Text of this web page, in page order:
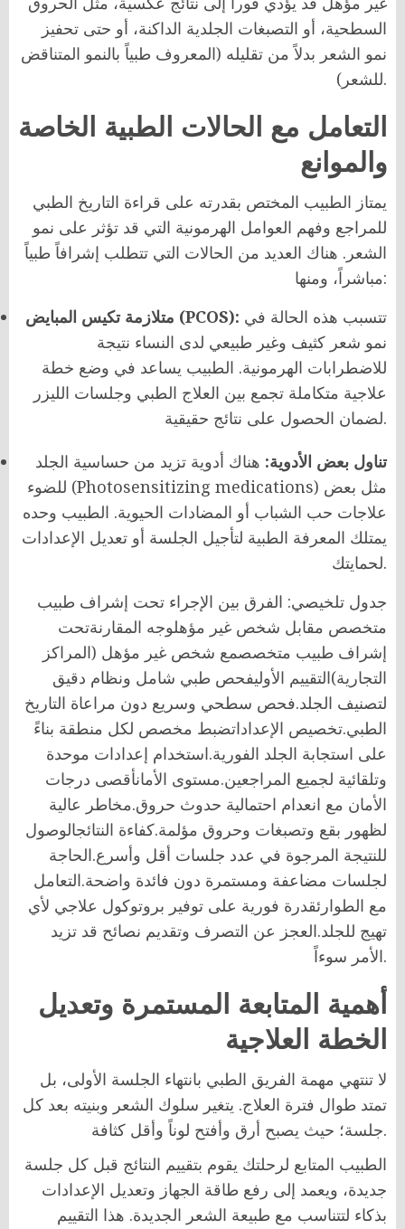
السطحية، أو التصبغات الجلدية الداكنة، أو حتى تحفيز
نمو الشعر بدلاً من تقليله (المعروف طبياً بالنمو المتناقض
للشعر).
التعامل مع الحالات الطبية الخاصة
والموانع
يمتاز الطبيب المختص بقدرته على قراءة التاريخ الطبي
للمراجع وفهم العوامل الهرمونية التي قد تؤثر على نمو
الشعر. هناك العديد من الحالات التي تتطلب إشرافاً طبياً
مباشراً، ومنها:
متلازمة تكيس المبايض (PCOS):
نمو شعر كثيف وغير طبيعي لدى النساء نتيجة
للاضطرابات الهرمونية. الطبيب يساعد في وضع خطة
علاجية متكاملة تجمع بين العلاج الطبي وجلسات الليزر
لضمان الحصول على نتائج حقيقية.
تناول بعض الأدوية: هناك أدوية تزيد من حساسية الجلد
للضوء (Photosensitizing medications) مثل بعض
علاجات حب الشباب أو المضادات الحيوية. الطبيب وحده
يمتلك المعرفة الطبية لتأجيل الجلسة أو تعديل الإعدادات
لحمايتك.
جدول تلخيصي: الفرق بين الإجراء تحت إشراف طبيب
متخصص مقابل شخص غير مؤهلوجه المقارنةتحت
إشراف طبيب متخصصمع شخص غير مؤهل (المراكز
التجارية)التقييم الأوليفحص طبي شامل ونظام دقيق
لتصنيف الجلد.فحص سطحي وسريع دون مراعاة التاريخ
الطبي.تخصيص الإعداداتضبط مخصص لكل منطقة بناءً
على استجابة الجلد الفورية.استخدام إعدادات موحدة
وتلقائية لجميع المراجعين.مستوى الأمانأقصى درجات
الأمان مع انعدام احتمالية حدوث حروق.مخاطر عالية
لظهور بقع وتصبغات وحروق مؤلمة.كفاءة النتائجالوصول
للنتيجة المرجوة في عدد جلسات أقل وأسرع.الحاجة
لجلسات مضاعفة ومستمرة دون فائدة واضحة.التعامل
مع الطوارئقدرة فورية على توفير بروتوكول علاجي لأي
تهيج للجلد.العجز عن التصرف وتقديم نصائح قد تزيد
الأمر سوءاً.
أهمية المتابعة المستمرة وتعديل
الخطة العلاجية
لا تنتهي مهمة الفريق الطبي بانتهاء الجلسة الأولى، بل
تمتد طوال فترة العلاج. يتغير سلوك الشعر وبنيته بعد كل
جلسة؛ حيث يصبح أرق وأفتح لوناً وأقل كثافة.
الطبيب المتابع لرحلتك يقوم بتقييم النتائج قبل كل جلسة
جديدة، ويعمد إلى رفع طاقة الجهاز وتعديل الإعدادات
بذكاء لتتناسب مع طبيعة الشعر الجديدة. هذا التقييم